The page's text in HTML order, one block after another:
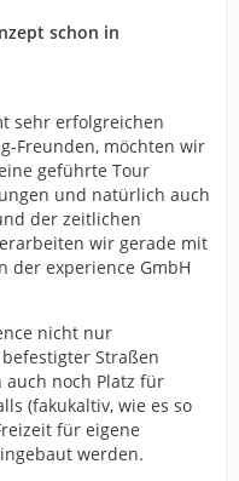
schon in
sehr erfolgreichen
Freunden, möchten wir
geführte Tour
und natürlich auch
der zeitlichen
wir gerade mit
der experience GmbH
nicht nur
Straßen
noch Platz für
(fakukaltiv, wie es so
für eigene
werden.